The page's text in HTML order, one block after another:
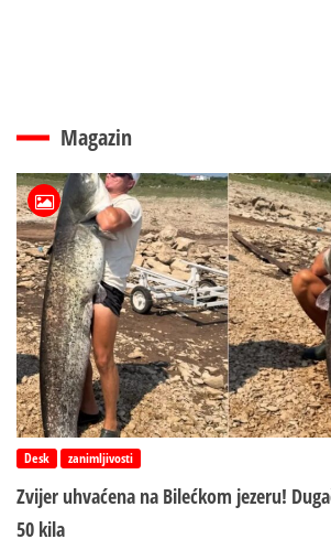
Magazin
Desk zanimljivosti
Zvijer uhvaćena na Bilećkom jezeru!
50 kila